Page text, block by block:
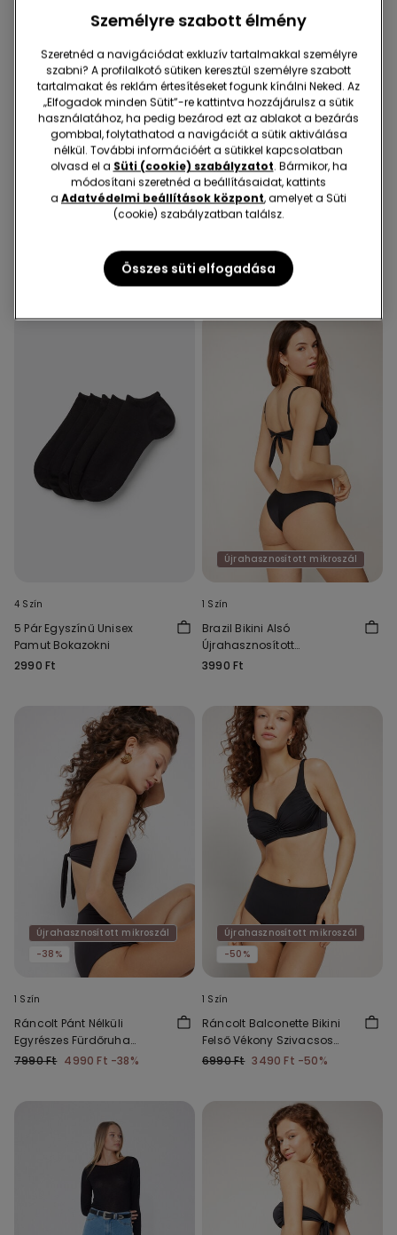
-70%
2695 Ft -70%
Újrahasznosított mikroszál
3 Szín
Szivacsos Levehető Pántos
Melltartó Újrahasznosított
Mikroszálas Anyagból
8590 Ft
4 Szín
5 Pár Egyszínű Unisex
Pamut Bokazokni
2990 Ft
Újrahasznosított mikroszál
1 Szín
Brazil Bikini Alsó
Újrahasznosított
Mikroszálas Szövetből
3990 Ft
Újrahasznosított mikroszál
-38%
1 Szín
Ráncolt Pánt Nélküli
Egyrészes Fürdőruha
Újrahasznosított
7990 Ft 4990 Ft -38%
Újrahasznosított mikroszál
-50%
1 Szín
Ráncolt Balconette Bikini
Felső Vékony Szivacsos
Kosárral Újrahasznosított
6990 Ft 3490 Ft -50%
Személyre szabott élmény
Szeretnéd a navigációdat exkluzív tartalmakkal személyre
szabni? A profilalkotó sütiken keresztül személyre szabott
tartalmakat és reklám értesítéseket fogunk kínálni Neked. Az
„Elfogadok minden Sütit”-re kattintva hozzájárulsz a sütik
használatához, ha pedig bezárod ezt az ablakot a bezárás
gombbal, folytathatod a navigációt a sütik aktiválása
nélkül. További információért a sütikkel kapcsolatban
olvasd el a Süti (cookie) szabályzatot. Bármikor, ha
módosítani szeretnéd a beállításaidat, kattints
a Adatvédelmi beállítások központ, amelyet a Süti
(cookie) szabályzatban találsz.
Összes süti elfogadása